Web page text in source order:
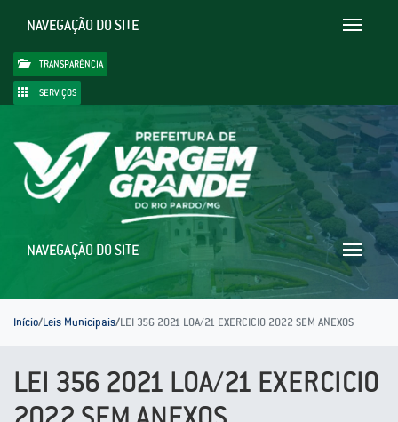
Toggle
NAVEGAÇÃO DO SITE
TRANSPARÊNCIA
SERVIÇOS
Toggle
NAVEGAÇÃO DO SITE
Início/Leis Municipais/LEI 356 2021 LOA/21 EXERCICIO 2022 SEM ANEXOS
LEI 356 2021 LOA/21 EXERCICIO